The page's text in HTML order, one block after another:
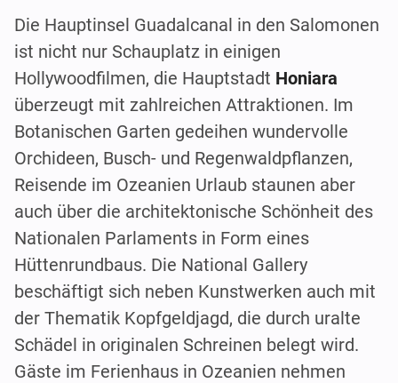
Die Hauptinsel Guadalcanal in den Salomonen
ist nicht nur Schauplatz in einigen
Hollywoodfilmen, die Hauptstadt Honiara
überzeugt mit zahlreichen Attraktionen. Im
Botanischen Garten gedeihen wundervolle
Orchideen, Busch- und Regenwaldpflanzen,
Reisende im Ozeanien Urlaub staunen aber
auch über die architektonische Schönheit des
Nationalen Parlaments in Form eines
Hüttenrundbaus. Die National Gallery
beschäftigt sich neben Kunstwerken auch mit
der Thematik Kopfgeldjagd, die durch uralte
Schädel in originalen Schreinen belegt wird.
Gäste im Ferienhaus in Ozeanien nehmen